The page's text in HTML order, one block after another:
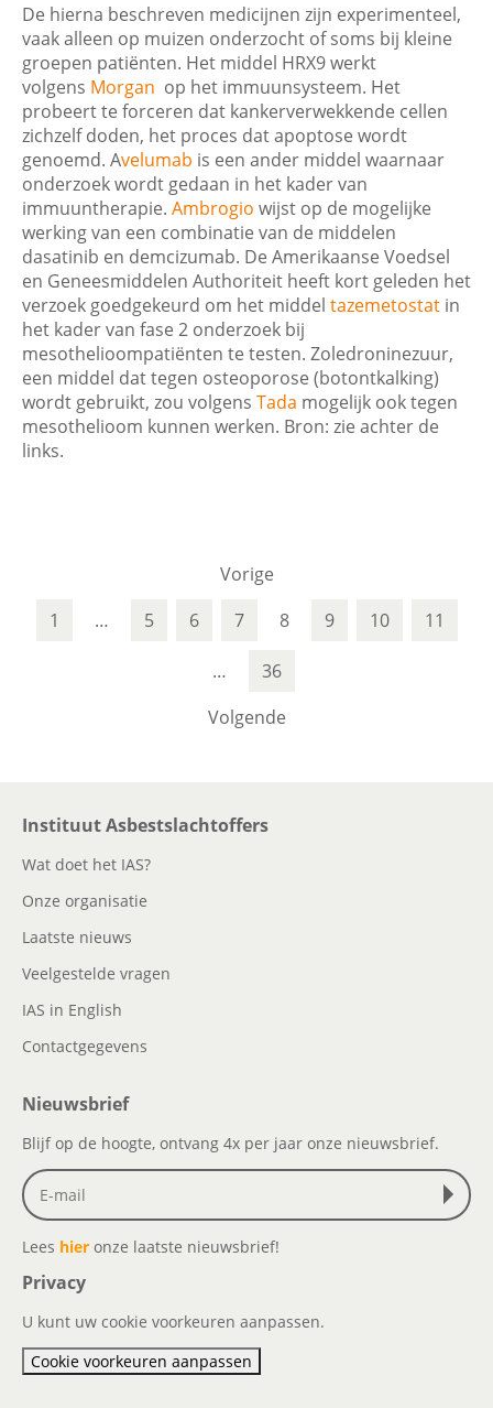
De hierna beschreven medicijnen zijn experimenteel,
vaak alleen op muizen onderzocht of soms bij kleine
groepen patiënten. Het middel HRX9 werkt
volgens Morgan op het immuunsysteem. Het
probeert te forceren dat kankerverwekkende cellen
zichzelf doden, het proces dat apoptose wordt
genoemd. Avelumab is een ander middel waarnaar
onderzoek wordt gedaan in het kader van
immuuntherapie. Ambrogio wijst op de mogelijke
werking van een combinatie van de middelen
dasatinib en demcizumab. De Amerikaanse Voedsel
en Geneesmiddelen Authoriteit heeft kort geleden het
verzoek goedgekeurd om het middel tazemetostat in
het kader van fase 2 onderzoek bij
mesothelioompatiënten te testen. Zoledroninezuur,
een middel dat tegen osteoporose (botontkalking)
wordt gebruikt, zou volgens Tada mogelijk ook tegen
mesothelioom kunnen werken. Bron: zie achter de
links.
Vorige
1
… 5 6 7 8 9 10 11
…
36
Volgende
Instituut Asbestslachtoffers
Wat doet het IAS?
Onze organisatie
Laatste nieuws
Veelgestelde vragen
IAS in English
Contactgegevens
Nieuwsbrief
Blijf op de hoogte, ontvang 4x per jaar onze nieuwsbrief.
Lees hier onze laatste nieuwsbrief!
Privacy
U kunt uw cookie voorkeuren aanpassen.
Cookie voorkeuren aanpassen